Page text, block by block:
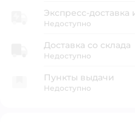
Экспресс-доставка
Недоступно
Доставка со склада
Недоступно
Пункты выдачи
Недоступно